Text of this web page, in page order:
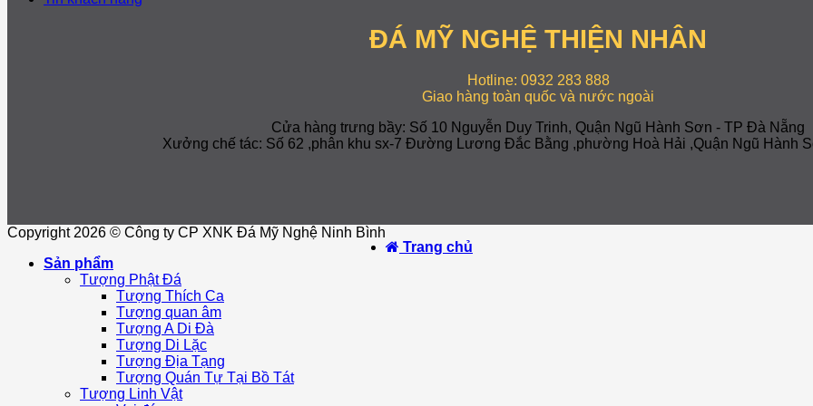
ĐÁ MỸ NGHỆ THIỆN NHÂN
Hotline: 0932 283 888
Giao hàng toàn quốc và nước ngoài
Cửa hàng trưng bầy: Số 10 Nguyễn Duy Trinh, Quận Ngũ Hành Sơn - TP Đà Nẵng
Xưởng chế tác: Số 62 ,phân khu sx-7 Đường Lương Đắc Bằng ,phường Hoà Hải ,Quận Ngũ Hành
Copyright 2026 © Công ty CP XNK Đá Mỹ Nghệ Ninh Bình
Trang chủ
Sản phẩm
Tượng Phật Đá
Tượng Thích Ca
Tượng quan âm
Tượng A Di Đà
Tượng Di Lặc
Tượng Địa Tạng
Tượng Quán Tự Tại Bồ Tát
Tượng Linh Vật